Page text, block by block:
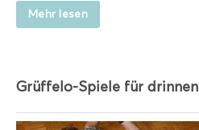
Mehr lesen
Grüffelo-Spiele für drinnen